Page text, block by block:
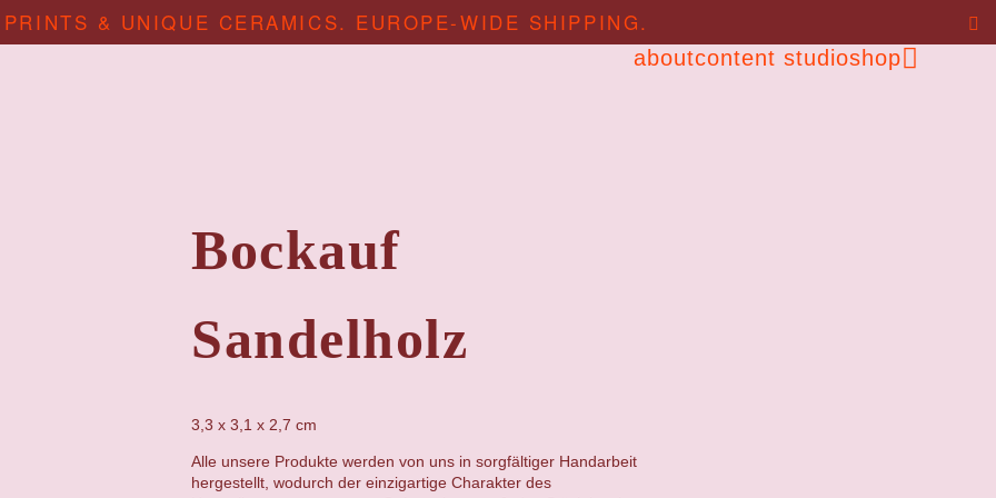
& UNIQUE CERAMICS. EUROPE-WIDE SHIPPING.
aboutcontent studioshop
Bockauf
Sandelholz
3,3 x 3,1 x 2,7 cm
Alle unsere Produkte werden von uns in sorgfältiger Handarbeit
hergestellt, wodurch der einzigartige Charakter des